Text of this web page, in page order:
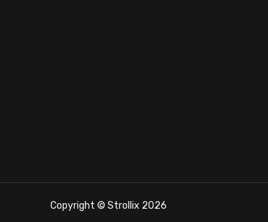
Copyright © Strollix 2026